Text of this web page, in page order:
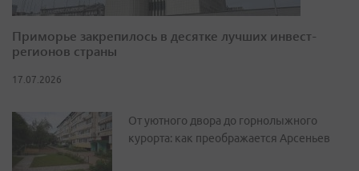
Приморье закрепилось в десятке лучших инвест-
регионов страны
17.07.2026
От уютного двора до горнолыжного
курорта: как преображается Арсеньев